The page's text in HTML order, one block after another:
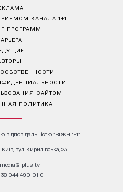
КАНАЛА 1+1
ПРОГРАММ
СОБСТВЕННОСТИ
САЙТОМ
ПОЛИТИКА
відповідальністю "ВІЖН 1+1"
вул. Кирилівська, 23
media@1plus1.tv
044 490 01 01